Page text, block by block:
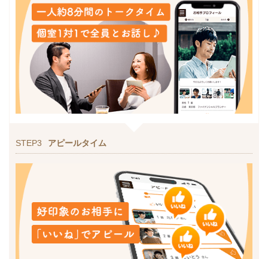
STEP3 アピールタイム